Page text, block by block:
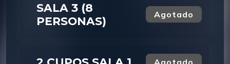
SALA 3 (8
PERSONAS)
Agotado